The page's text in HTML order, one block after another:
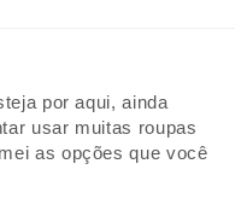
por aqui, ainda
usar muitas roupas
as opções que você